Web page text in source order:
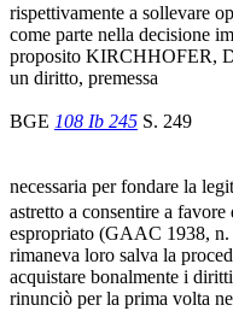
rispettivamente a sollevare
come parte nella decisione
proposito KIRCHHOFER,
un diritto, premessa
BGE 108 Ib 245 S. 249
necessaria per fondare la
astretto a consentire a
espropriato (GAAC 1938, n.
rimaneva loro salva la
acquistare bonalmente i
rinunciò per la prima volta